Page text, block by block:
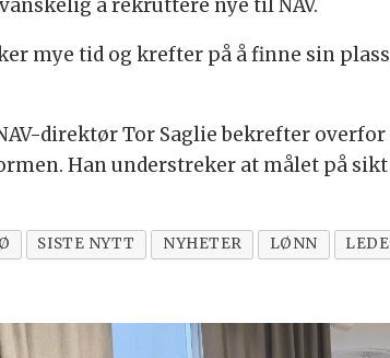
å rekruttere nye til NAV.
mye tid og krefter på å finne sin
direktør Tor Saglie bekrefter
Han understreker at målet på
SISTE NYTT NYHETER LØNN